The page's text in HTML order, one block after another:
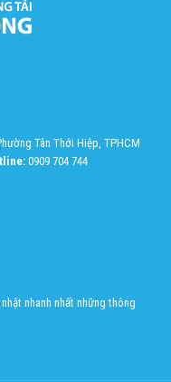
Tân Thới Hiệp, TPHCM
0909 704 744
nhanh nhất những thông